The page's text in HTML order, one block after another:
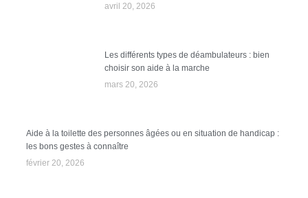
avril 20, 2026
Les différents types de déambulateurs : bien
choisir son aide à la marche
mars 20, 2026
Aide à la toilette des personnes âgées ou en situation de handicap :
les bons gestes à connaître
février 20, 2026